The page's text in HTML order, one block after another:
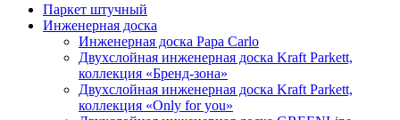
Паркет штучный
Инженерная доска
Инженерная доска Papa Carlo
Двухслойная инженерная доска Kraft Parkett,
коллекция «Бренд-зона»
Двухслойная инженерная доска Kraft Parkett,
коллекция «Only for you»